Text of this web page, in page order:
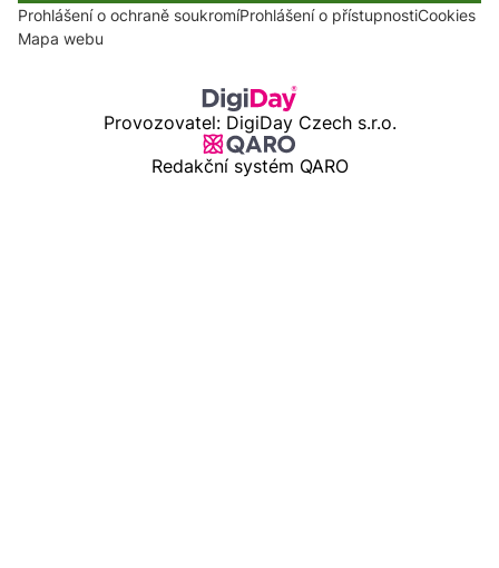
Prohlášení o ochraně soukromíProhlášení o přístupnostiCookies
Mapa webu
Provozovatel: DigiDay Czech s.r.o.
Redakční systém QARO